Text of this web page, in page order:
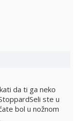
da ti ga neko
ste u
bol u nožnom